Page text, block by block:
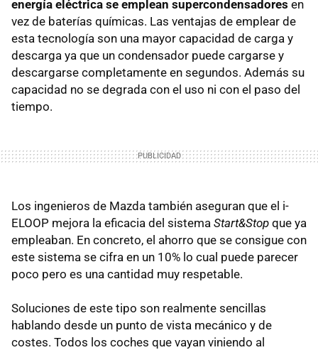
energía eléctrica se emplean supercondensadores en
vez de baterías químicas. Las ventajas de emplear de
esta tecnología son una mayor capacidad de carga y
descarga ya que un condensador puede cargarse y
descargarse completamente en segundos. Además su
capacidad no se degrada con el uso ni con el paso del
tiempo.
Los ingenieros de Mazda también aseguran que el i-
ELOOP mejora la eficacia del sistema Start&Stop que ya
empleaban. En concreto, el ahorro que se consigue con
este sistema se cifra en un 10% lo cual puede parecer
poco pero es una cantidad muy respetable.
Soluciones de este tipo son realmente sencillas
hablando desde un punto de vista mecánico y de
costes. Todos los coches que vayan viniendo al